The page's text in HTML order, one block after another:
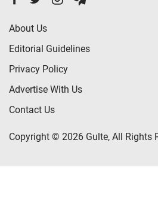
About Us
Editorial Guidelines
Privacy Policy
Advertise With Us
Contact Us
Copyright © 2026 Gulte, All Rights